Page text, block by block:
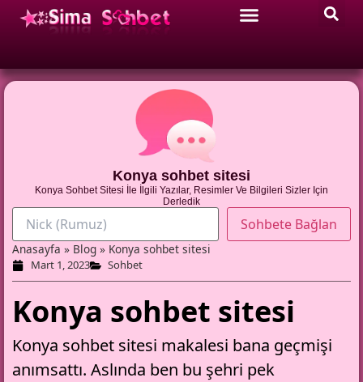
Konya sohbet sitesi
Konya Sohbet Sitesi İle İlgili Yazılar, Resimler Ve Bilgileri Sizler Için
Derledik
Anasayfa » Blog » Konya sohbet sitesi
Mart 1, 2023 Sohbet
Konya sohbet sitesi
Konya sohbet sitesi makalesi bana geçmişi
anımsattı. Aslında ben bu şehri pek